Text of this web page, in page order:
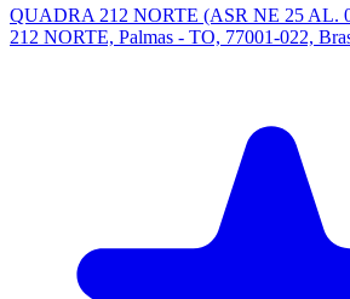
QUADRA 212 NORTE (ASR NE 25 AL.
212 NORTE, Palmas - TO, 77001-022,